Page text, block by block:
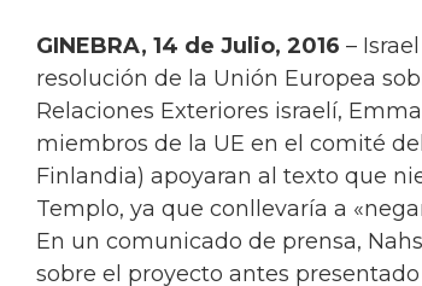
GINEBRA, 14 de Julio, 2016 –
resolución de la Unión Europea
Relaciones Exteriores israelí,
miembros de la UE en el comité
Finlandia) apoyaran al texto que
Templo, ya que conllevaría a
En un comunicado de prensa,
sobre el proyecto antes